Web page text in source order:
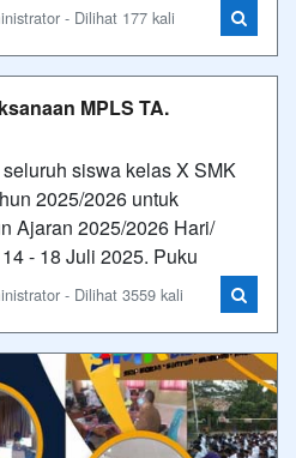
- Dilihat 177 kali
MPLS TA.
siswa kelas X SMK
2025/2026 untuk
Ajaran 2025/2026 Hari/
- 18 Juli 2025. Puku
- Dilihat 3559 kali